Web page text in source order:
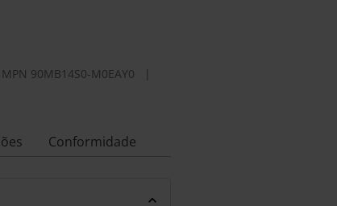
MPN 90MB14S0-M0EAY0
Conformidade